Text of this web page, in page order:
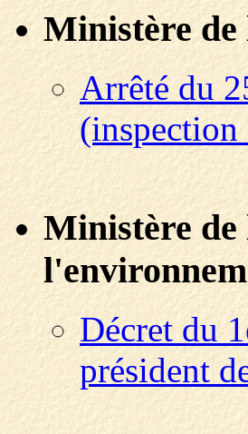
Ministère de
Arrêté du
Ministère de
Décret du
président